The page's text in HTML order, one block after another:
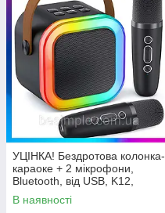
УЦІНКА! Бездротова колонка-
караоке + 2 мікрофони,
Bluetooth, від USB, K12,
Чорний / Блютуз колонка з
підсвіткою
В наявності